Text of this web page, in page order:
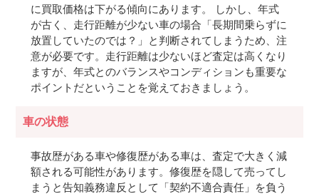
に買取価格は下がる傾向にあります。 しかし、年式
が古く、走行距離が少ない車の場合「長期間乗らずに
放置していたのでは？」と判断されてしまうため、注
意が必要です。走行距離は少ないほど査定は高くなり
ますが、年式とのバランスやコンディションも重要な
ポイントだということを覚えておきましょう。
車の状態
事故歴がある車や修復歴がある車は、査定で大きく減
額される可能性があります。修復歴を隠して売ってし
まうと告知義務違反として「契約不適合責任」を負う